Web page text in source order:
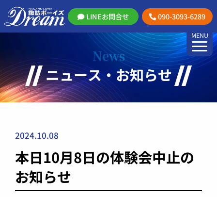
LINEお問合せ 090-3093-6289
MENU
News
ニュース・お知らせ
2024.10.08
本日10月8日の体験会中止の
お知らせ